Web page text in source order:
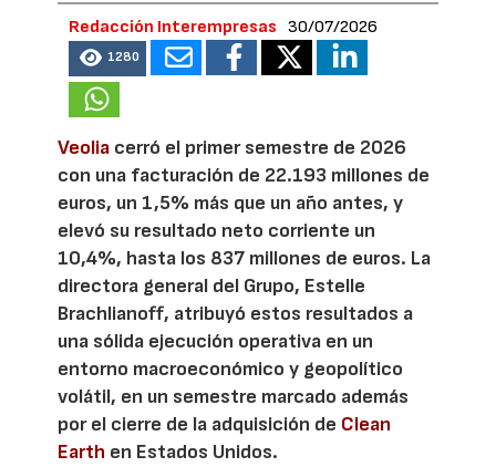
Redacción Interempresas 30/07/2026
1280
Veolia cerró el primer semestre de 2026
con una facturación de 22.193 millones de
euros, un 1,5% más que un año antes, y
elevó su resultado neto corriente un
10,4%, hasta los 837 millones de euros. La
directora general del Grupo, Estelle
Brachlianoff, atribuyó estos resultados a
una sólida ejecución operativa en un
entorno macroeconómico y geopolítico
volátil, en un semestre marcado además
por el cierre de la adquisición de Clean
Earth en Estados Unidos.